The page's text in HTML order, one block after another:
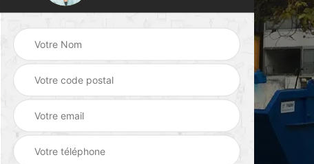
d'appartement 87
Achat et rachat de
ferraille et métaux
87